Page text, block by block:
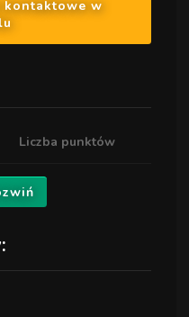
kontaktowe w
Liczba punktów